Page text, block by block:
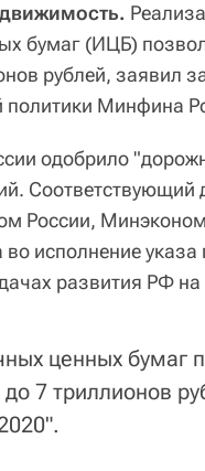
бумаг (ИЦБ)
рублей, заявил
Минфина
одобрило
Соответствующий
России,
исполнение
развития РФ
ценных бумаг
7 триллионов